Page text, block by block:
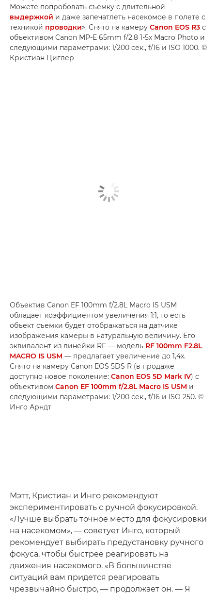
Можете попробовать съемку с длительной
выдержкой и даже запечатлеть насекомое в полете с
техникой проводки». Снято на камеру Canon EOS R3 с
объективом Canon MP-E 65mm f/2.8 1-5x Macro Photo и
следующими параметрами: 1/200 сек., f/16 и ISO 1000. ©
Кристиан Циглер
Объектив Canon EF 100mm f/2.8L Macro IS USM
обладает коэффициентом увеличения 1:1, то есть
объект съемки будет отображаться на датчике
изображения камеры в натуральную величину. Его
эквивалент из линейки RF — модель RF 100mm F2.8L
MACRO IS USM — предлагает увеличение до 1,4x.
Снято на камеру Canon EOS 5DS R (в продаже
доступно новое поколение: Canon EOS 5D Mark IV) с
объективом Canon EF 100mm f/2.8L Macro IS USM и
следующими параметрами: 1/200 сек., f/16 и ISO 250. ©
Инго Арндт
Мэтт, Кристиан и Инго рекомендуют
экспериментировать с ручной фокусировкой.
«Лучше выбрать точное место для фокусировки
на насекомом», — советует Инго, который
рекомендует выбирать предустановку ручного
фокуса, чтобы быстрее реагировать на
движения насекомого. «В большинстве
ситуаций вам придется реагировать
чрезвычайно быстро, — продолжает он. — Я